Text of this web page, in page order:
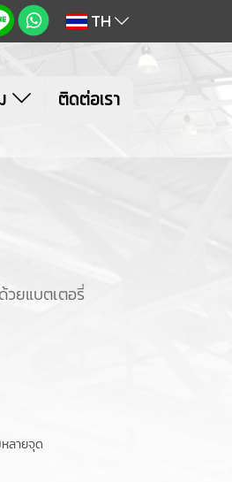
TH
ติดต่อเรา
ยแบตเตอรี่
ลายจุด